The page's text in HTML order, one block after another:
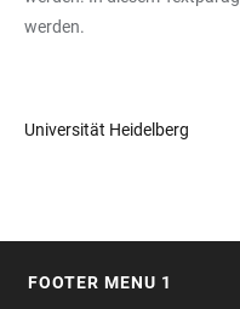
werden.
Universität Heidelberg
FOOTER MENU 1